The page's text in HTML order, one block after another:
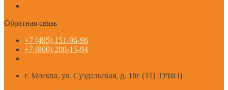
Обратная связь
+7 (495) 151-96-96
+7 (800) 200-15-94
г. Москва. ул. Суздальская, д. 18г (ТЦ ТРИО)